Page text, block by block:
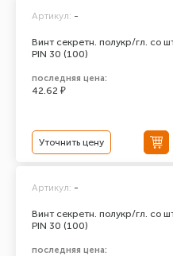
Винт секретн. полукр/гл. со
PIN 30 (100)
Артикул: -
последняя цена:
42.62 ₽
Уточнить цену
Винт секретн. полукр/гл. со
PIN 30 (100)
Артикул: -
последняя цена: